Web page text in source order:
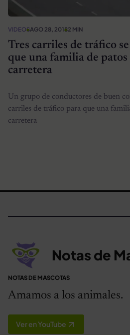
VIDEOSAGO 28, 20182 MIN
Tres carriles de tráfico
que una familia de patos
carretera
Un grupo de conductores de buen
carriles de tráfico para que una
carretera
Notas de
NOTAS DE MASCOTAS
Amamos a los animales.
Ver en YouTube